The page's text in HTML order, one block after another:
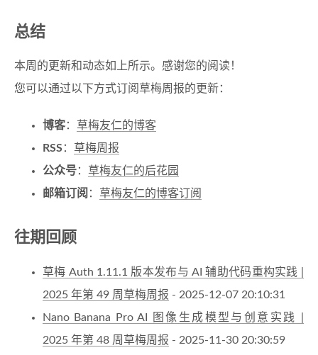
总结
本周的更新和动态如上所示。感谢您的阅读！
您可以通过以下方式订阅草梅周报的更新：
博客： 草梅友仁的博客
RSS： 草梅周报
公众号： 草梅友仁的后花园
邮箱订阅 ： 草梅友仁的博客订阅
往期回顾
草梅 Auth 1.11.1 版本发布与 AI 辅助代码重构实践 |
2025 年第 49 周草梅周报 - 2025-12-07 20:10:31
Nano Banana Pro AI 图像生成模型与创意实践 |
2025 年第 48 周草梅周报 - 2025-11-30 20:30:59